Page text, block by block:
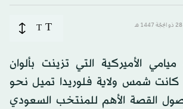
T
T
الأميركية التي تزينت بألوان
كانت شمس ولاية فلوريدا تميل نحو
القصة الأهم للمنتخب السعودي